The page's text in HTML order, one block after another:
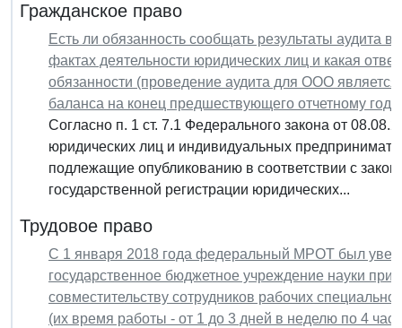
Гражданское право
Есть ли обязанность сообщать результаты аудита
фактах деятельности юридических лиц и какая
обязанности (проведение аудита для ООО
баланса на конец предшествующего отчетному
Согласно п. 1 ст. 7.1 Федерального закона от
юридических лиц и индивидуальных
подлежащие опубликованию в соответствии с
государственной регистрации юридических...
Трудовое право
С 1 января 2018 года федеральный МРОТ был
государственное бюджетное учреждение науки
совместительству сотрудников рабочих
(их время работы - от 1 до 3 дней в неделю по 4